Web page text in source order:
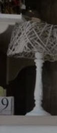
Ga
direct
naar
de
hoofdinhoud